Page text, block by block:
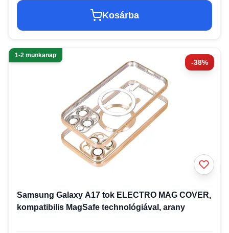
Kosárba
-38%
1-2 munkanap
Samsung Galaxy A17 tok ELECTRO MAG COVER,
kompatibilis MagSafe technológiával, arany